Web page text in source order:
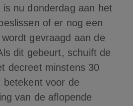
nu donderdag aan het
of er nog een
gevraagd aan de
dit gebeurt, schuift de
decreet minstens 30
betekent voor de
van de aflopende